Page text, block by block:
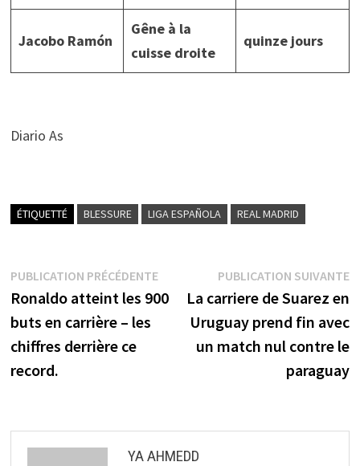
Jacobo Ramón
Gêne à la
cuisse droite
quinze jours
Diario As
ÉTIQUETTÉ BLESSURE LIGA ESPAÑOLA REAL MADRID
Navigation
de
l’article
PUBLICATION PRÉCÉDENTEPublication
précédente :
Ronaldo atteint les 900
buts en carrière – les
chiffres derrière ce
record.
PUBLICATION SUIVANTE
La carriere de Suarez en
Uruguay prend fin avec
un match nul contre le
paraguay
YA AHMEDD